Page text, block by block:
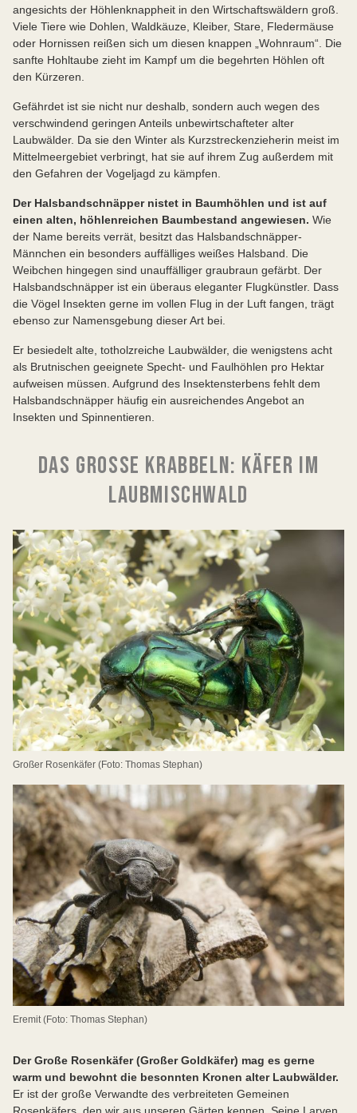
angesichts der Höhlenknappheit in den Wirtschaftswäldern groß.
Viele Tiere wie Dohlen, Waldkäuze, Kleiber, Stare, Fledermäuse
oder Hornissen reißen sich um diesen knappen „Wohnraum“. Die
sanfte Hohltaube zieht im Kampf um die begehrten Höhlen oft
den Kürzeren.
Gefährdet ist sie nicht nur deshalb, sondern auch wegen des
verschwindend geringen Anteils unbewirtschafteter alter
Laubwälder. Da sie den Winter als Kurzstreckenzieherin meist im
Mittelmeergebiet verbringt, hat sie auf ihrem Zug außerdem mit
den Gefahren der Vogeljagd zu kämpfen.
Der Halsbandschnäpper nistet in Baumhöhlen und ist auf
einen alten, höhlenreichen Baumbestand angewiesen. Wie
der Name bereits verrät, besitzt das Halsbandschnäpper-
Männchen ein besonders auffälliges weißes Halsband. Die
Weibchen hingegen sind unauffälliger graubraun gefärbt. Der
Halsbandschnäpper ist ein überaus eleganter Flugkünstler. Dass
die Vögel Insekten gerne im vollen Flug in der Luft fangen, trägt
ebenso zur Namensgebung dieser Art bei.
Er besiedelt alte, totholzreiche Laubwälder, die wenigstens acht
als Brutnischen geeignete Specht- und Faulhöhlen pro Hektar
aufweisen müssen. Aufgrund des Insektensterbens fehlt dem
Halsbandschnäpper häufig ein ausreichendes Angebot an
Insekten und Spinnentieren.
DAS GROSSE KRABBELN: KÄFER IM L
AUBMISCHWALD
Großer Rosenkäfer (Foto: Thomas Stephan)
Eremit (Foto: Thomas Stephan)
Der Große Rosenkäfer (Großer Goldkäfer) mag es gerne
warm und bewohnt die besonnten Kronen alter Laubwälder.
Er ist der große Verwandte des verbreiteten Gemeinen
Rosenkäfers, den wir aus unseren Gärten kennen. Seine Larven